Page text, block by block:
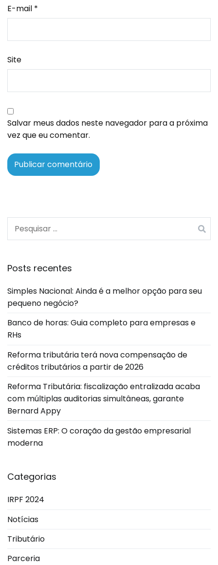
E-mail *
Site
Salvar meus dados neste navegador para a próxima
vez que eu comentar.
Posts recentes
Simples Nacional: Ainda é a melhor opção para seu
pequeno negócio?
Banco de horas: Guia completo para empresas e
RHs
Reforma tributária terá nova compensação de
créditos tributários a partir de 2026
Reforma Tributária: fiscalização entralizada acaba
com múltiplas auditorias simultâneas, garante
Bernard Appy
Sistemas ERP: O coração da gestão empresarial
moderna
Categorias
IRPF 2024
Notícias
Tributário
Parceria